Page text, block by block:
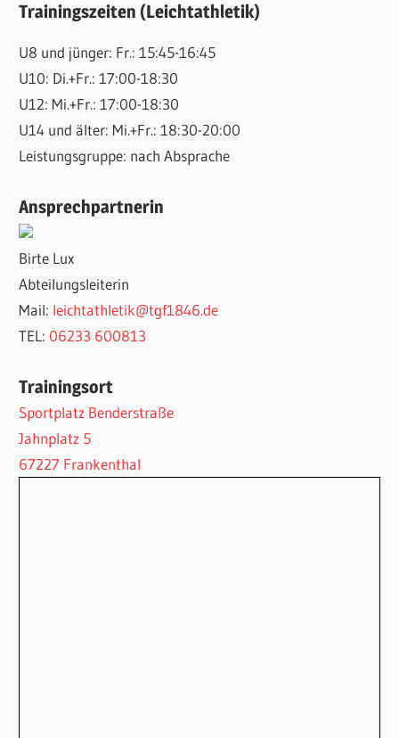
Trainingszeiten (Leichtathletik)
U8 und jünger: Fr.: 15:45-16:45
U10: Di.+Fr.: 17:00-18:30
U12: Mi.+Fr.: 17:00-18:30
U14 und älter: Mi.+Fr.: 18:30-20:00
Leistungsgruppe: nach Absprache
Ansprechpartnerin
Birte Lux
Abteilungsleiterin
Mail: leichtathletik@tgf1846.de
TEL: 06233 600813
Trainingsort
Sportplatz Benderstraße
Jahnplatz 5
67227 Frankenthal